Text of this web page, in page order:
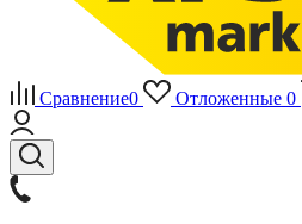
Сравнение0 Отложенные 0